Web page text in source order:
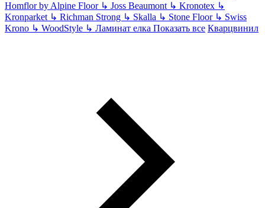
Homflor by Alpine Floor ↳ Joss Beaumont ↳ Kronotex ↳
Kronparket ↳ Richman Strong ↳ Skalla ↳ Stone Floor ↳ Swiss
Krono ↳ WoodStyle ↳ Ламинат елка Показать все Кварцвинил